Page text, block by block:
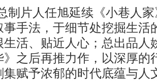
制片人任旭延续《小巷人
事手法，于细节处挖掘生活
生活、贴近人心；总出品人
》之后再推力作，以深厚
集赋予浓郁的时代底蕴与